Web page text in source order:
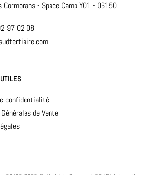
Cormorans - Space Camp Y01 - 06150
97 02 08
confidentialité
de Vente